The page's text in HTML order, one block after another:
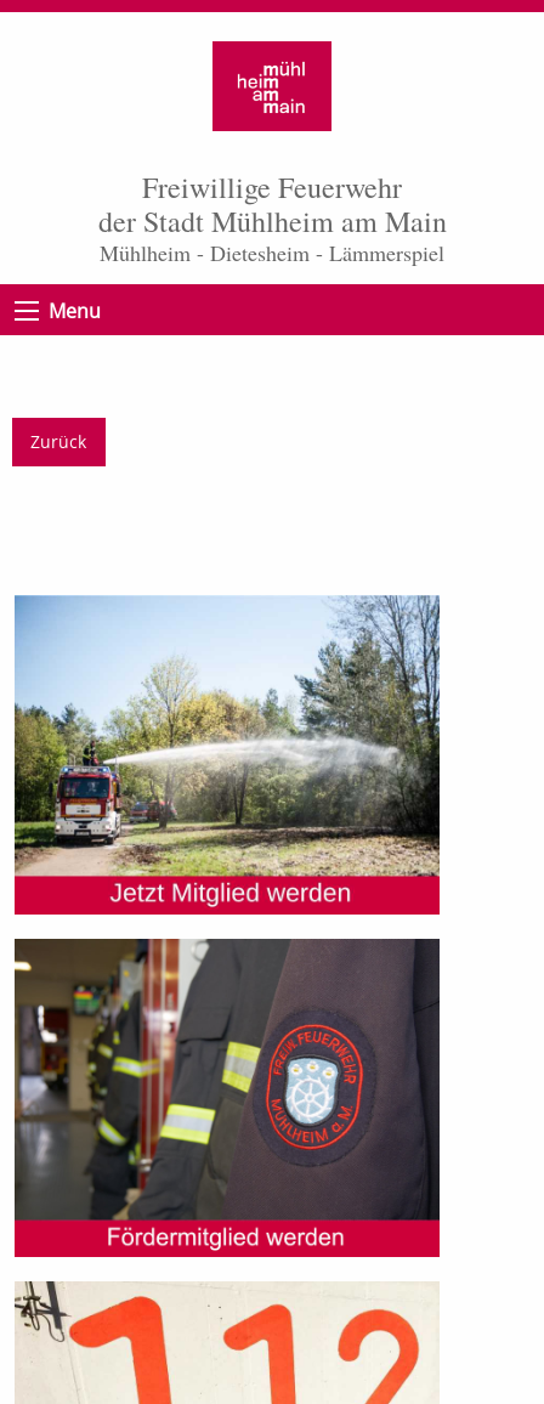
Freiwillige Feuerwehr
der Stadt Mühlheim am Main
Mühlheim - Dietesheim - Lämmerspiel
Menu
Zurück